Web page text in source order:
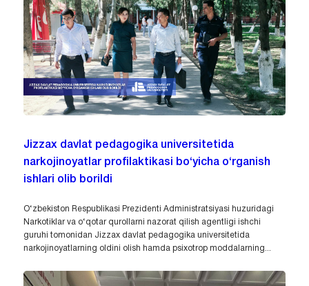
Jizzax davlat pedagogika universitetida
narkojinoyatlar profilaktikasi bo‘yicha o‘rganish
ishlari olib borildi
O‘zbekiston Respublikasi Prezidenti Administratsiyasi huzuridagi
Narkotiklar va o‘qotar qurollarni nazorat qilish agentligi ishchi
guruhi tomonidan Jizzax davlat pedagogika universitetida
narkojinoyatlarning oldini olish hamda psixotrop moddalarning...